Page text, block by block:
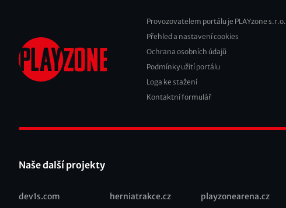
Footer
2
Provozovatelem portálu je PLAYzone s.r.o.
Přehled a nastavení cookies
Ochrana osobních údajů
Podmínky užití portálu
Loga ke stažení
Kontaktní formulář
Naše další projekty
dev1s.com herniatrakce.cz playzonearena.cz